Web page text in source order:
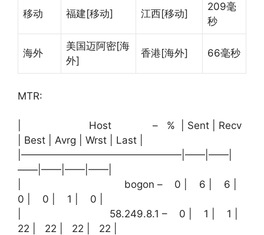
移动 福建[移动] 江西[移动]
209毫
秒
海外
美国迈阿密[海
外]
香港[海外] 66毫秒
MTR:
| Host – % | Sent | Recv
| Best | Avrg | Wrst | Last |
|————————————————|——|——|
——|——|——|——|
| bogon – 0 | 6 | 6 |
0 | 0 | 1 | 0 |
| 58.249.8.1 – 0 | 1 | 1 |
22 | 22 | 22 | 22 |